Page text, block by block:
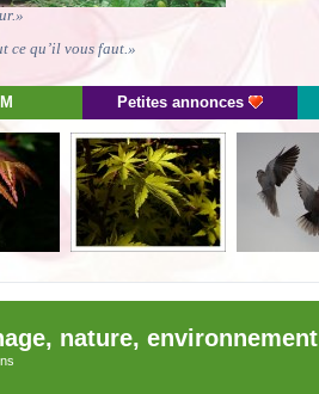
ce qu’il vous faut.»
Petites annonces
nature, environnement